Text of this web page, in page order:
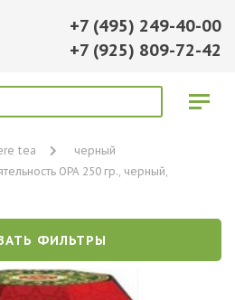
+7 (495) 249-40-00
+7 (925) 809-72-42
tea
черный
ОРА 250 гр., черный,
ФИЛЬТРЫ